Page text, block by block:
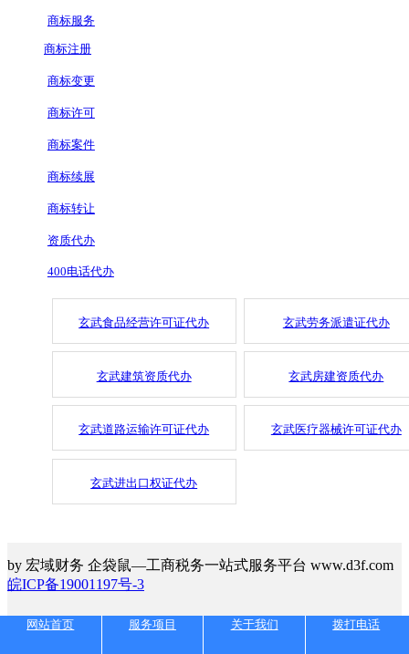
商标服务
商标注册
商标变更
商标许可
商标案件
商标续展
商标转让
资质代办
400电话代办
玄武食品经营许可证代办 玄武劳务派遣证代办
玄武建筑资质代办 玄武房建资质代办
玄武道路运输许可证代办 玄武医疗器械许可证代办
玄武进出口权证代办
by 宏域财务 企袋鼠—工商税务一站式服务平台 www.d3f.com
皖ICP备19001197号-3
网站首页 服务项目 关于我们 拨打电话